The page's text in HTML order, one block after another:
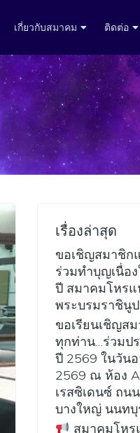
เกี่ยวกับสมาคม ติดต่อ
เรื่องล่าสุด
ขอเชิญสมาชิก
ร่วมทำบุญเนื่อ
ปี สมาคมโหรแ
พระบรมราชินู
ขอเรียนเชิญส
ทุกท่าน…ร่วมป
ปี 2569 ในวัน
2569 ณ ห้อง
เรสซิเดนซ์ ถน
บางใหญ่ นนทบุ
สมาคมโหร